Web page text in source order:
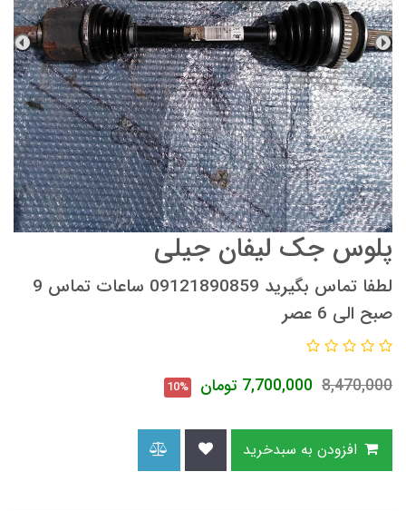
پلوس جک لیفان جیلی
لطفا تماس بگیرید 09121890859 ساعات تماس 9
صبح الی 6 عصر
8,470,000
7,700,000 تومان 10%